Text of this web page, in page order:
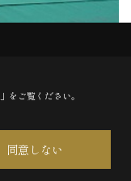
」をご覧ください。
同意しない